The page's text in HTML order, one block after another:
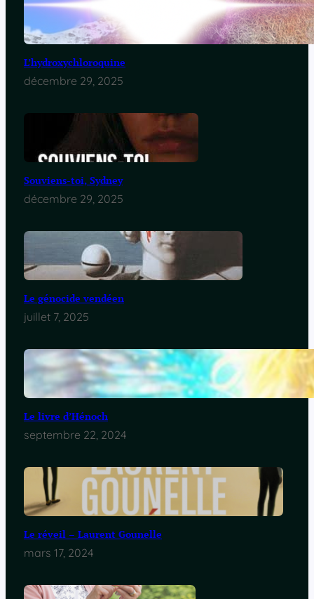
L’hydroxychloroquine
décembre 29, 2025
Souviens-toi, Sydney
décembre 29, 2025
Le génocide vendéen
juillet 7, 2025
Le livre d’Hénoch
septembre 22, 2024
Le réveil – Laurent Gounelle
mars 17, 2024